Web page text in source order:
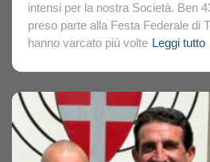
intensi per la nostra Società. Ben
preso parte alla Festa Federale di
hanno varcato più volte Leggi tutto